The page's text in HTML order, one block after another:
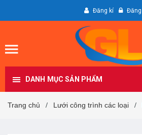
Đăng kí
DANH MỤC SẢN PHẨM
Trang chủ / Lưới công trình các loại /